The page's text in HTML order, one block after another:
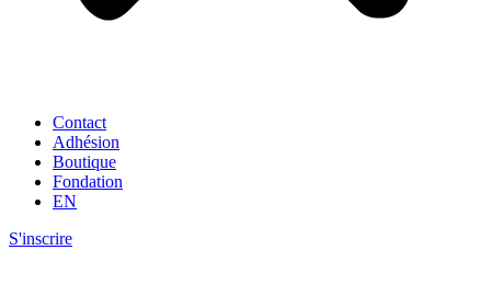
Contact
Adhésion
Boutique
Fondation
EN
S'inscrire